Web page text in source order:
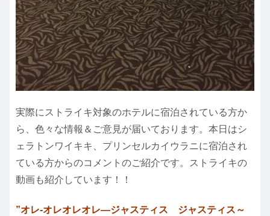
実際にストライキ対象のホテルに宿泊されている方か
ら、色々な情報＆ご意見が届いております。本日はシ
ェラトンワイキキ、プリンセルカイウラニに宿泊され
ている方からのコメントのご紹介です。ストライキの
動画も紹介しています！！
”オレ‐オレオレオレ―ジャスティス ジャスティス～